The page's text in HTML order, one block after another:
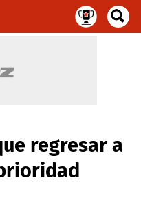
regresar a